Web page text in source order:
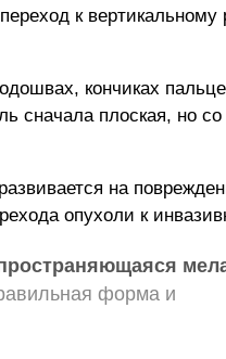
к вертикальному
кончиках
сначала плоская, но
на
опухоли к
форма и